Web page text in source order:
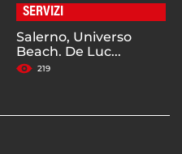
SERVIZI
Salerno, Universo
Beach. De Luc...
219